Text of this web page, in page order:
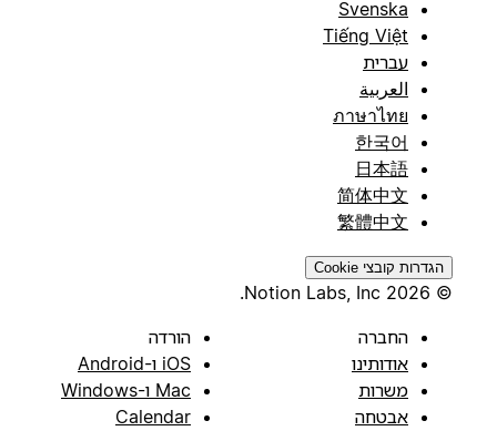
Svenska
Tiếng Việt
עברית
العربية
ภาษาไทย
한국어
日本語
简体中文
繁體中文
הגדרות קובצי Cookie
החברה
אודותינו
משרות
אבטחה
הורדה
iOS ו-Android
Mac ו-Windows
Calendar